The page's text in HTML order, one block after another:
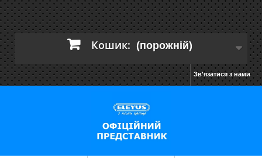
Кошик: (порожній)
Зв'язатися з нами